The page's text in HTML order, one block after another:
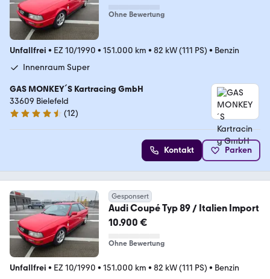
Ohne Bewertung
Unfallfrei • EZ 10/1990 • 151.000 km • 82 kW (111 PS) • Benzin
Innenraum Super
GAS MONKEY´S Kartracing GmbH
33609 Bielefeld
4.7 Sterne
(12)
Kontakt Parken
Gesponsert
Audi Coupé Typ 89 / Italien Import
10.900 €
Ohne Bewertung
Unfallfrei • EZ 10/1990 • 151.000 km • 82 kW (111 PS) • Benzin